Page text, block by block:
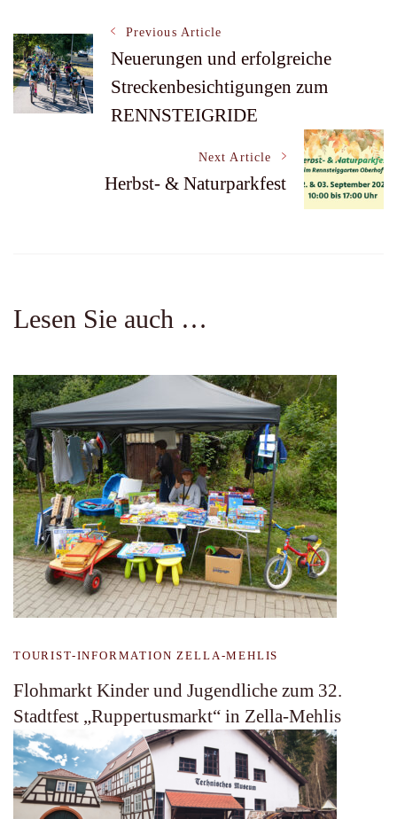
Post
Navigation
Previous Article
Neuerungen und erfolgreiche
Streckenbesichtigungen zum
RENNSTEIGRIDE
Next Article
Herbst- & Naturparkfest
Lesen Sie auch …
TOURIST-INFORMATION ZELLA-MEHLIS
Flohmarkt Kinder und Jugendliche zum 32.
Stadtfest „Ruppertusmarkt“ in Zella-Mehlis